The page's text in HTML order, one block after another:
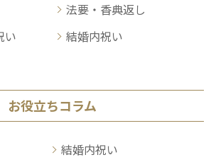
法要・香典返し
い
結婚内祝い
お役立ちコラム
結婚内祝い